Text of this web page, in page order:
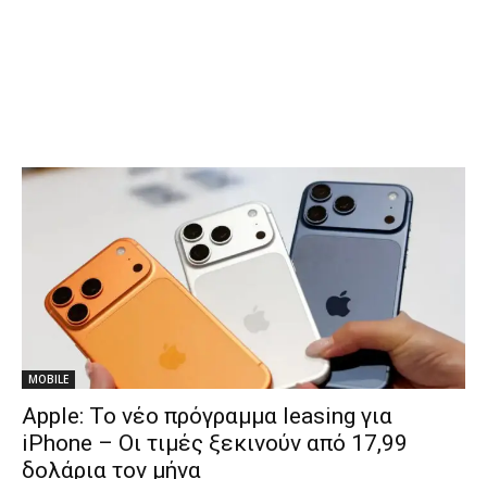
MOBILE
Apple: Το νέο πρόγραμμα leasing για
iPhone – Οι τιμές ξεκινούν από 17,99
δολάρια τον μήνα